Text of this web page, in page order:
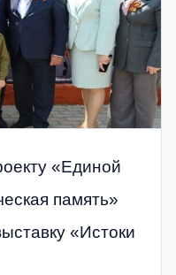
«Единой
память»
«Истоки